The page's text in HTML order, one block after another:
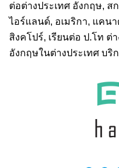
ต่อต่างประเทศ อังกฤษ, ส
ไอร์แลนด์, อเมริกา, แคน
สิงคโปร์, เรียนต่อ ป.โท ต่
อังกฤษในต่างประเทศ บ